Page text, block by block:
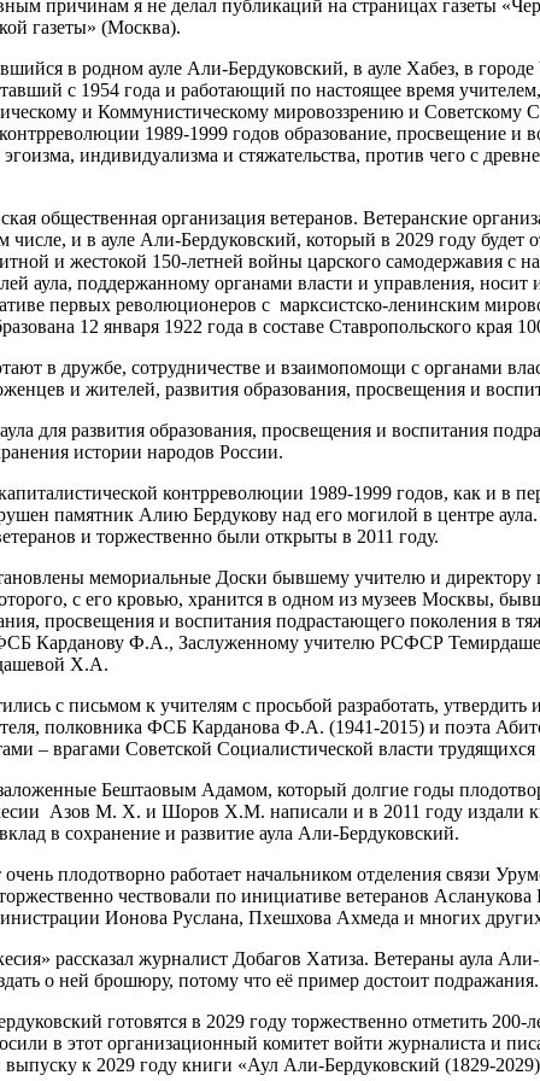
я не делал публикаций на страницах газеты
газеты» (Москва).
в родном ауле Али-Бердуковский, в ауле Хабез, в городе
с 1954 года и работающий по настоящее время
и Коммунистическому мировоззрению и Советскому
1989-1999 годов образование, просвещение
индивидуализма и стяжательства, против чего с
общественная организация ветеранов. Ветеранские
числе, и в ауле Али-Бердуковский, который в 2029 году будет
и жестокой 150-летней войны царского самодержавия с
аула, поддержанному органами власти и управления,
первых революционеров с марксистско-ленинским
12 января 1922 года в составе Ставропольского края
в дружбе, сотрудничестве и взаимопомощи с органами
и жителей, развития образования, просвещения и
для развития образования, просвещения и воспитания
истории народов России.
контрреволюции 1989-1999 годов, как и в
памятник Алию Бердукову над его могилой в центре
и торжественно были открыты в 2011 году.
мемориальные Доски бывшему учителю и
с его кровью, хранится в одном из музеев Москвы,
просвещения и воспитания подрастающего поколения в
Карданову Ф.А., Заслуженному учителю РСФСР
Х.А.
с письмом к учителям с просьбой разработать,
полковника ФСБ Карданова Ф.А. (1941-2015) и поэта
– врагами Советской Социалистической власти
Бештаовым Адамом, который долгие годы
Азов М. Х. и Шоров Х.М. написали и в 2011 году издали
в сохранение и развитие аула Али-Бердуковский.
плодотворно работает начальником отделения связи
чествовали по инициативе ветеранов
Ионова Руслана, Пхешхова Ахмеда и многих
рассказал журналист Добагов Хатиза. Ветераны аула Али-
о ней брошюру, потому что её пример достоит подражания.
готовятся в 2029 году торжественно отметить 200-
в этот организационный комитет войти журналиста и
выпуску к 2029 году книги «Аул Али-Бердуковский (1829-